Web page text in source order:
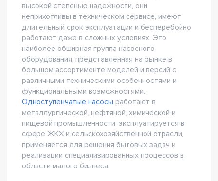
высокой степенью надежности, они
неприхотливы в техническом сервисе, имеют
длительный срок эксплуатации и бесперебойно
работают даже в сложных условиях. Это
наиболее обширная группа насосного
оборудования, представленная на рынке в
большом ассортименте моделей и версий с
различными техническими особенностями и
функциональными возможностями.
Одноступенчатые насосы работают в
металлургической, нефтяной, химической и
пищевой промышленности, эксплуатируется в
сфере ЖКХ и сельскохозяйственной отрасли,
применяется для решения бытовых задач и
реализации специализированных процессов в
области малого бизнеса.